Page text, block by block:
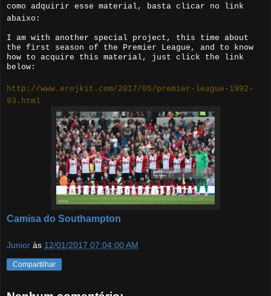
como adquirir esse material, basta clicar no link
abaixo:
I am with another special project, this time about
the first season of the Premier League, and to know
how to acquire this material, just click the link
below:
http://www.erojkit.com/2017/05/premier-league-1992-
93.html
Camisa do Southampton
Junior às 12/01/2017 07:04:00 AM
Compartilhar